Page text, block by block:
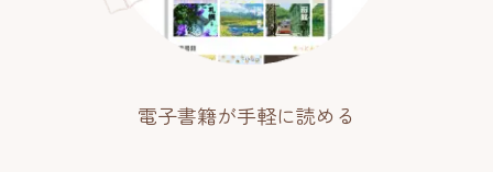
電子書籍が手軽に読める